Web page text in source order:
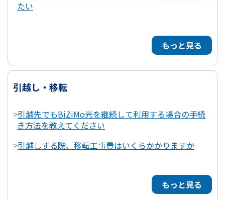
たい
もっと見る
引越し・移転
>引越先でもBiZiMo光を継続して利用する場合の手続
き方法を教えてください
>引越しする際、移転工事費はいくらかかりますか
もっと見る